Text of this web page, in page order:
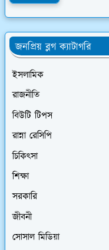
জনপ্রিয় ব্লগ ক্যাটাগরি
ইসলামিক
রাজনীতি
বিউটি টিপস
রান্না রেসিপি
চিকিৎসা
শিক্ষা
সরকারি
জীবনী
সোসাল মিডিয়া